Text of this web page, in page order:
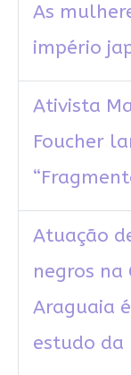
As
império
Ativista
Foucher
Atuação
negros na
Araguaia
estudo da